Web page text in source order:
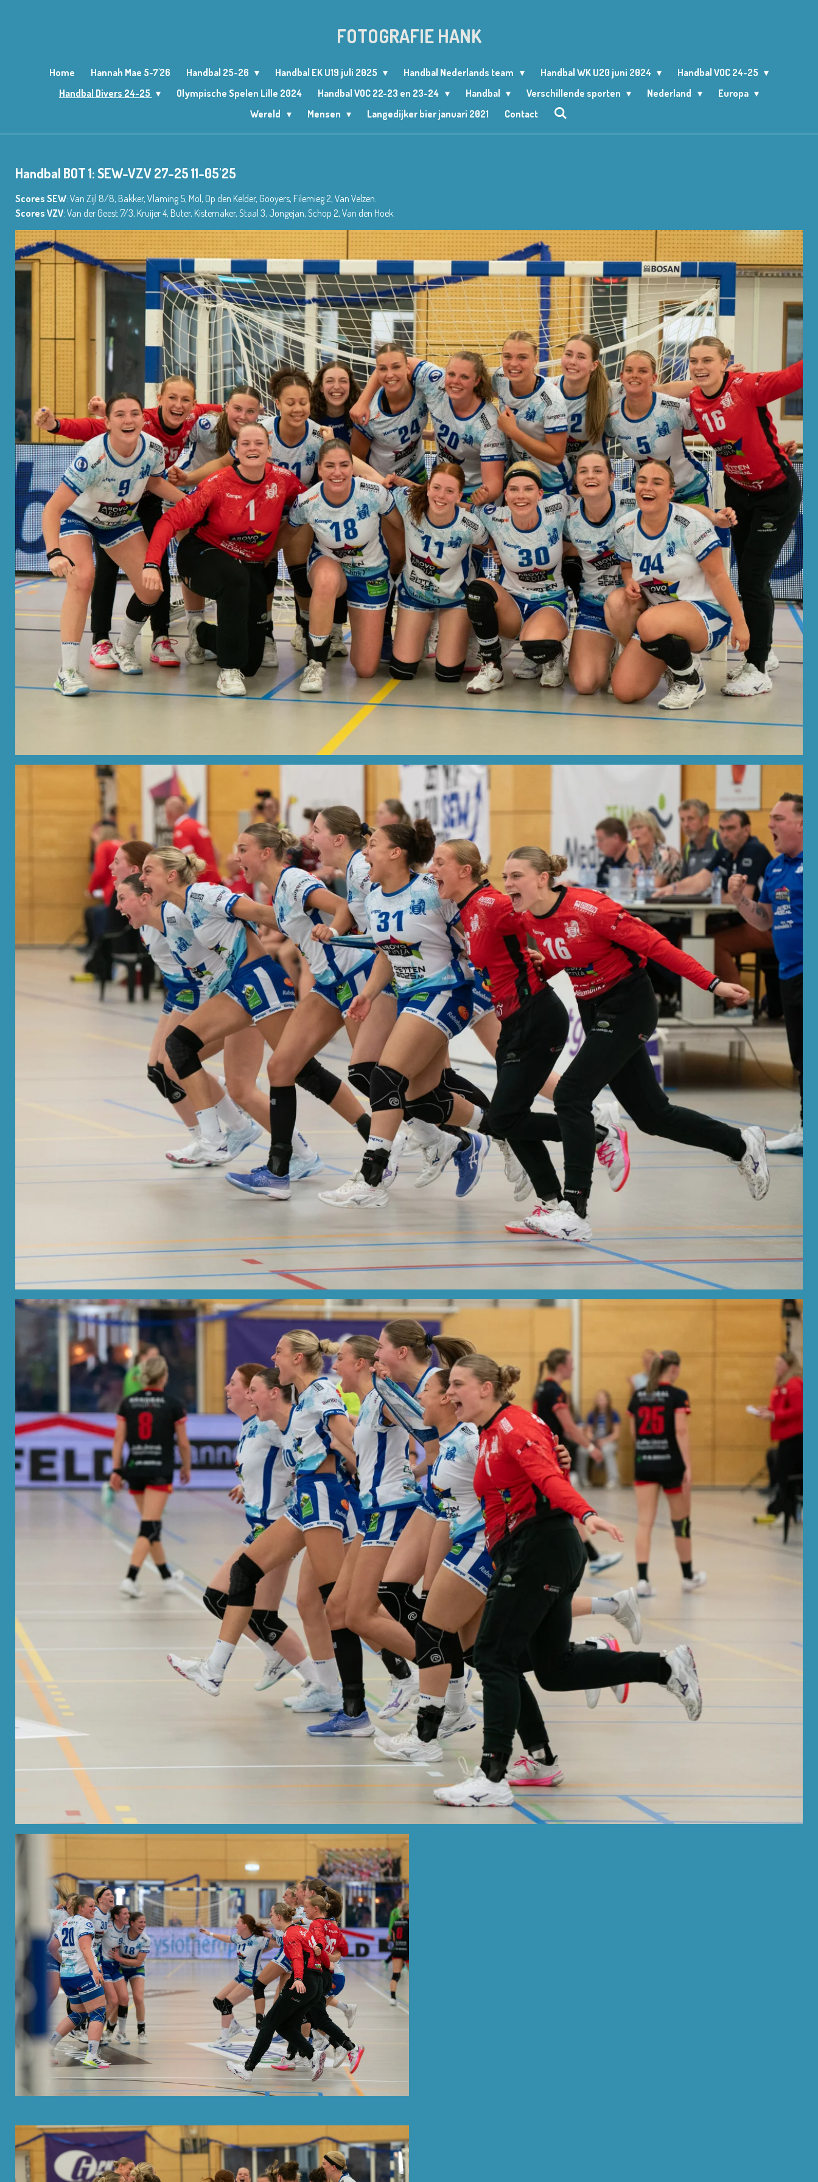
hoofdinhoud
FOTOGRAFIE HANK
Home Hannah Mae 5-7'26 Handbal 25-26 Handbal EK U19 juli 2025 Handbal Nederlands team Handbal WK U20 juni 2024
Handbal VOC 24-25
Handbal Divers 24-25
Olympische Spelen Lille 2024 Handbal VOC 22-23 en 23-24 Handbal Verschillende sporten Nederland
Europa
Wereld
Mensen Langedijker bier januari 2021 Contact
Handbal BOT 1: SEW-VZV 27-25 11-05'25
Scores SEW: Van Zijl 8/8, Bakker, Vlaming 5, Mol, Op den Kelder, Gooyers, Filemieg 2, Van Velzen.
Scores VZV: Van der Geest 7/3, Kruijer 4, Buter, Kistemaker, Staal 3, Jongejan, Schop 2, Van den Hoek.